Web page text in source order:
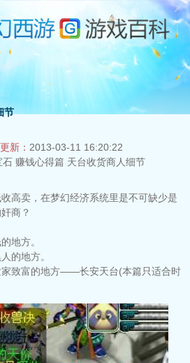
节
新： 2013-03-11 16:20:22
石 赚钱心得篇 天台收货商人细节
卖，在梦幻经济系统里是不可缺少是
商？
地方。
的地方。
致富的地方——长安天台(本篇只适合时